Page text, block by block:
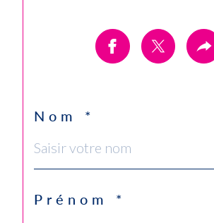
Nom *
Prénom *